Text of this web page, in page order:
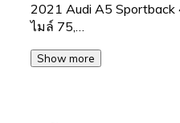
2021 Audi A5 Sportback
ไมล์ 75,…
Show more